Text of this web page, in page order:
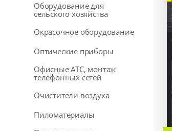
Оборудование для
сельского хозяйства
Окрасочное оборудование
Оптические приборы
Офисные АТС, монтаж
телефонных сетей
Очистители воздуха
Пиломатериалы